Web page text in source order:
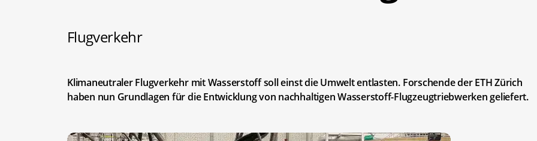
Flugverkehr
Klimaneutraler Flugverkehr mit Wasserstoff soll einst die Umwelt entlasten. Forschende der ETH Zürich
haben nun Grundlagen für die Entwicklung von nachhaltigen Wasserstoff-Flugzeugtriebwerken geliefert.